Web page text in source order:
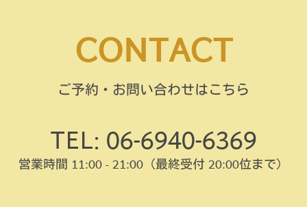
CONTACT
ご予約・お問い合わせはこちら
TEL: 06-6940-6369
営業時間 11:00 - 21:00 （最終受付 20:00位まで）